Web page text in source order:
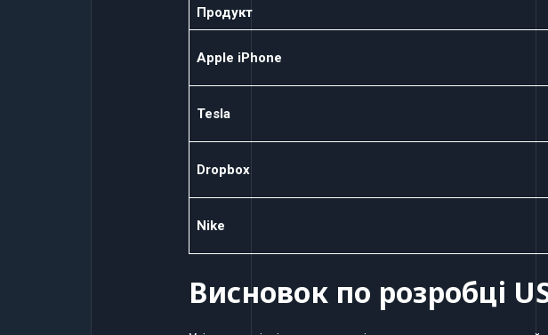
Продукт
Apple iPhone
Tesla
Dropbox
Nike
Висновок по розробці